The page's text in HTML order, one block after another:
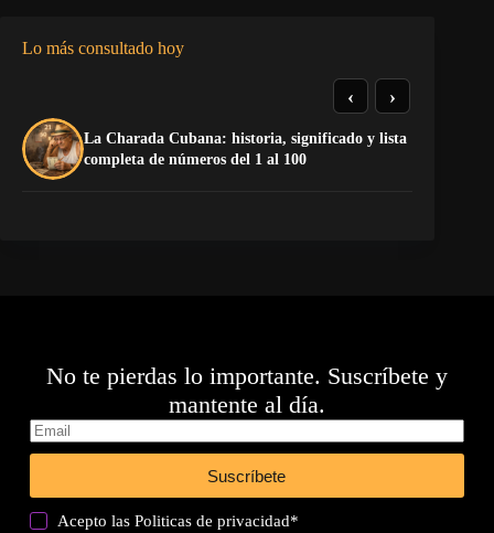
Lo más consultado hoy
La Charada Cubana: historia, significado y lista
completa de números del 1 al 100
‹ ›
No te pierdas lo importante. Suscríbete y
mantente al día.
Suscríbete
Acepto lasPoliticas de privacidad*